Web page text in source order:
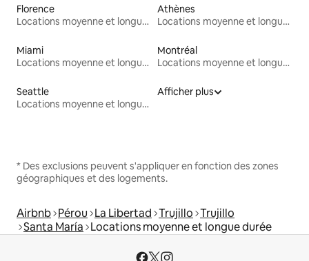
Florence
Locations moyenne et longue durée
Athènes
Locations moyenne et longue durée
Miami
Locations moyenne et longue durée
Montréal
Locations moyenne et longue durée
Seattle
Locations moyenne et longue durée
Afficher plus
* Des exclusions peuvent s'appliquer en fonction des zones
géographiques et des logements.
Airbnb Pérou La Libertad Trujillo Trujillo
Santa María Locations moyenne et longue durée